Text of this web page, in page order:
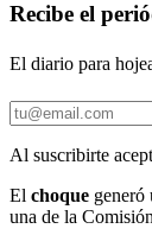
Recibe el
El diario para
Al suscribirte
El choque generó
una de la